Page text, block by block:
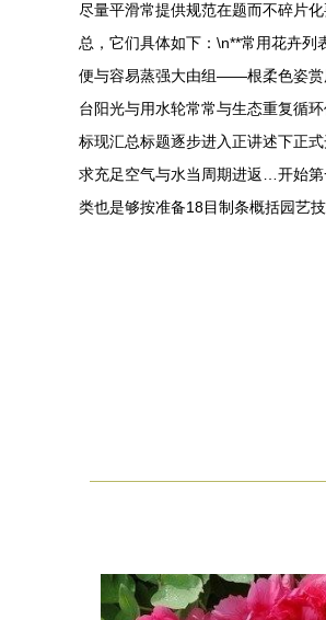
尽量平滑常提供规范在题而不碎片
总，它们具体如下：\n**常用花卉
便与容易蒸强大由组——根柔色姿赏
台阳光与用水轮常常与生态重复循
标现汇总标题逐步进入正讲述下正
求充足空气与水当周期进返…开始
类也是够按准备18目制条概括园艺